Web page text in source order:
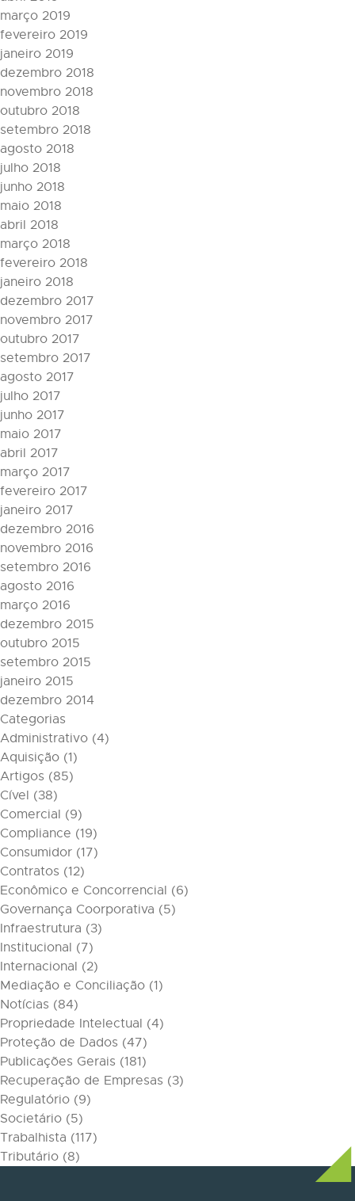
março 2019
fevereiro 2019
janeiro 2019
dezembro 2018
novembro 2018
outubro 2018
setembro 2018
agosto 2018
julho 2018
junho 2018
maio 2018
abril 2018
março 2018
fevereiro 2018
janeiro 2018
dezembro 2017
novembro 2017
outubro 2017
setembro 2017
agosto 2017
julho 2017
junho 2017
maio 2017
abril 2017
março 2017
fevereiro 2017
janeiro 2017
dezembro 2016
novembro 2016
setembro 2016
agosto 2016
março 2016
dezembro 2015
outubro 2015
setembro 2015
janeiro 2015
dezembro 2014
Categorias
Administrativo (4)
Aquisição (1)
Artigos (85)
Cível (38)
Comercial (9)
Compliance (19)
Consumidor (17)
Contratos (12)
Econômico e Concorrencial (6)
Governança Coorporativa (5)
Infraestrutura (3)
Institucional (7)
Internacional (2)
Mediação e Conciliação (1)
Notícias (84)
Propriedade Intelectual (4)
Proteção de Dados (47)
Publicações Gerais (181)
Recuperação de Empresas (3)
Regulatório (9)
Societário (5)
Trabalhista (117)
Tributário (8)